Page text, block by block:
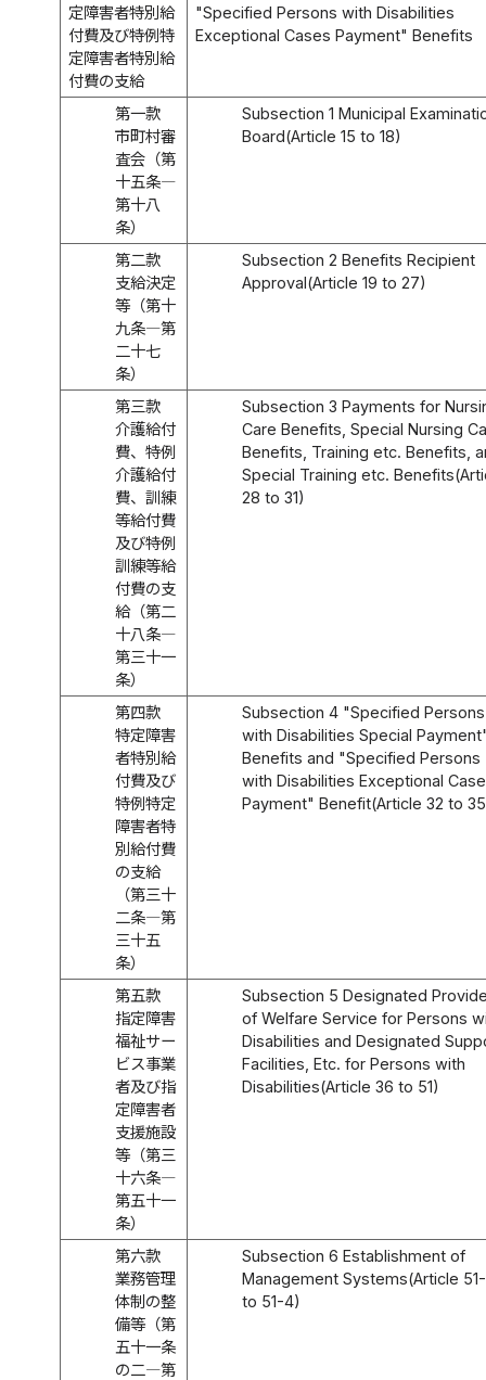
定障害者特別給
付費及び特例特
定障害者特別給
付費の支給
"Specified Persons with Disabilities
Exceptional Cases Payment" Benefits
第一款
市町村審
査会（第
十五条―
第十八
条）
Subsection 1 Municipal
Board(Article 15 to 18)
第二款
支給決定
等（第十
九条―第
二十七
条）
Subsection 2 Benefits Recipient
Approval(Article 19 to 27)
第三款
介護給付
費、特例
介護給付
費、訓練
等給付費
及び特例
訓練等給
付費の支
給（第二
十八条―
第三十一
条）
Subsection 3 Payments for
Care Benefits, Special Nursing
Benefits, Training etc. Benefits,
Special Training etc.
28 to 31)
第四款
特定障害
者特別給
付費及び
特例特定
障害者特
別給付費
の支給
（第三十
二条―第
三十五
条）
Subsection 4 "Specified Persons
with Disabilities Special
Benefits and "Specified Persons
with Disabilities Exceptional
Payment" Benefit(Article 32 to
第五款
指定障害
福祉サー
ビス事業
者及び指
定障害者
支援施設
等（第三
十六条―
第五十一
条）
Subsection 5 Designated
of Welfare Service for Persons
Disabilities and Designated
Facilities, Etc. for Persons with
Disabilities(Article 36 to 51)
第六款
業務管理
体制の整
備等（第
五十一条
の二―第
Subsection 6 Establishment of
Management Systems(Article
to 51-4)